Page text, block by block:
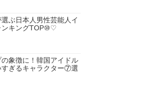
ぶ日本人男性芸能人イ
ンキングTOP⑩♡
の象徴に！韓国アイドル
すぎるキャラクター⑦選